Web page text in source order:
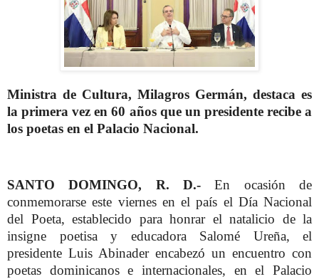
Ministra de Cultura, Milagros Germán, destaca es
la primera vez en 60 años que un presidente recibe a
los poetas en el Palacio Nacional.
SANTO DOMINGO, R. D.- En ocasión de
conmemorarse este viernes en el país el Día Nacional
del Poeta, establecido para honrar el natalicio de la
insigne poetisa y educadora Salomé Ureña, el
presidente Luis Abinader encabezó un encuentro con
poetas dominicanos e internacionales, en el Palacio